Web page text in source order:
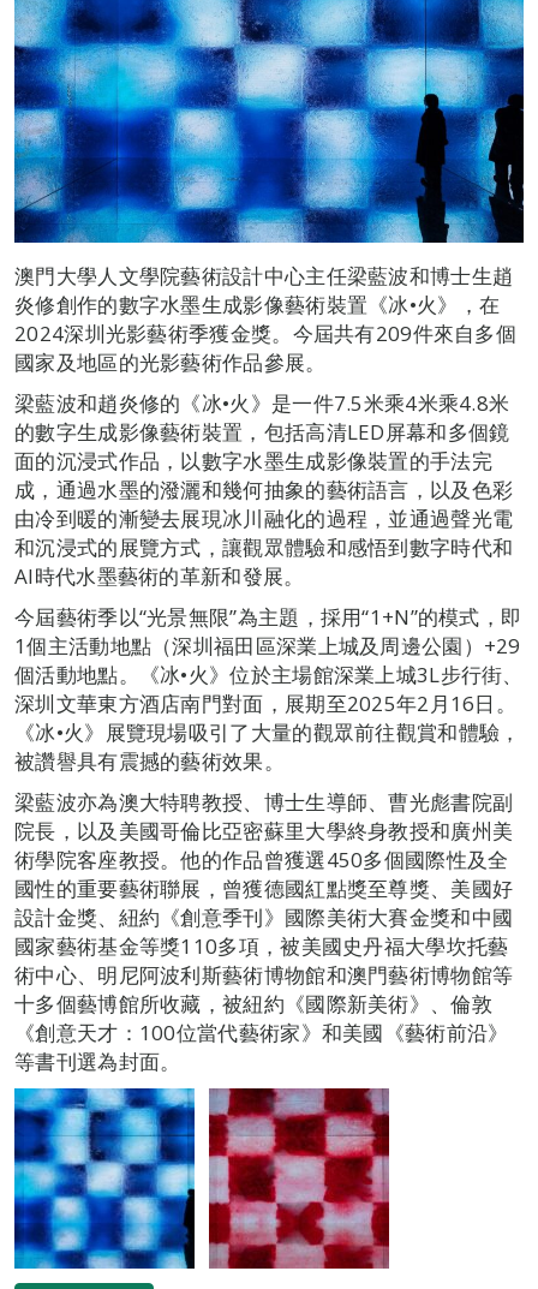
澳門大學人文學院藝術設計中心主任梁藍波和博士生趙
炎修創作的數字水墨生成影像藝術裝置《冰•火》，在
2024深圳光影藝術季獲金獎。今屆共有209件來自多個
國家及地區的光影藝術作品參展。
梁藍波和趙炎修的《冰•火》是一件7.5米乘4米乘4.8米
的數字生成影像藝術裝置，包括高清LED屏幕和多個鏡
面的沉浸式作品，以數字水墨生成影像裝置的手法完
成，通過水墨的潑灑和幾何抽象的藝術語言，以及色彩
由冷到暖的漸變去展現冰川融化的過程，並通過聲光電
和沉浸式的展覽方式，讓觀眾體驗和感悟到數字時代和
AI時代水墨藝術的革新和發展。
今屆藝術季以“光景無限”為主題，採用“1+N”的模式，即
1個主活動地點（深圳福田區深業上城及周邊公園）+29
個活動地點。《冰•火》位於主場館深業上城3L步行街、
深圳文華東方酒店南門對面，展期至2025年2月16日。
《冰•火》展覽現場吸引了大量的觀眾前往觀賞和體驗，
被讚譽具有震撼的藝術效果。
梁藍波亦為澳大特聘教授、博士生導師、曹光彪書院副
院長，以及美國哥倫比亞密蘇里大學終身教授和廣州美
術學院客座教授。他的作品曾獲選450多個國際性及全
國性的重要藝術聯展，曾獲德國紅點獎至尊獎、美國好
設計金獎、紐約《創意季刊》國際美術大賽金獎和中國
國家藝術基金等獎110多項，被美國史丹福大學坎托藝
術中心、明尼阿波利斯藝術博物館和澳門藝術博物館等
十多個藝博館所收藏，被紐約《國際新美術》、倫敦
《創意天才：100位當代藝術家》和美國《藝術前沿》
等書刊選為封面。